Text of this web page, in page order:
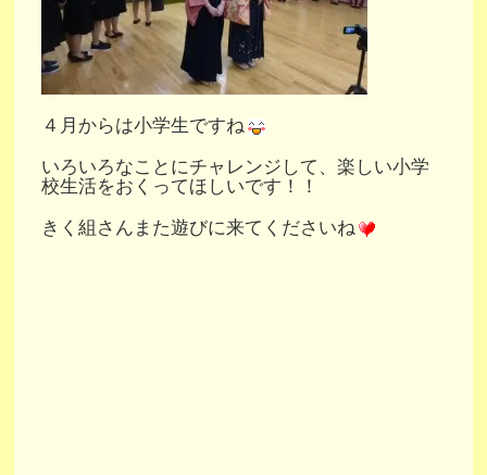
４月からは小学生ですね
いろいろなことにチャレンジして、楽しい小学
校生活をおくってほしいです！！
きく組さんまた遊びに来てくださいね